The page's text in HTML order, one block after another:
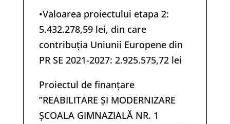
•Valoarea proiectului etapa 2:
5.432.278,59 lei, din care
contribuția Uniunii Europene din
PR SE 2021-2027: 2.925.575,72 lei
Proiectul de finanțare
”REABILITARE ȘI MODERNIZARE
ȘCOALA GIMNAZIALĂ NR. 1